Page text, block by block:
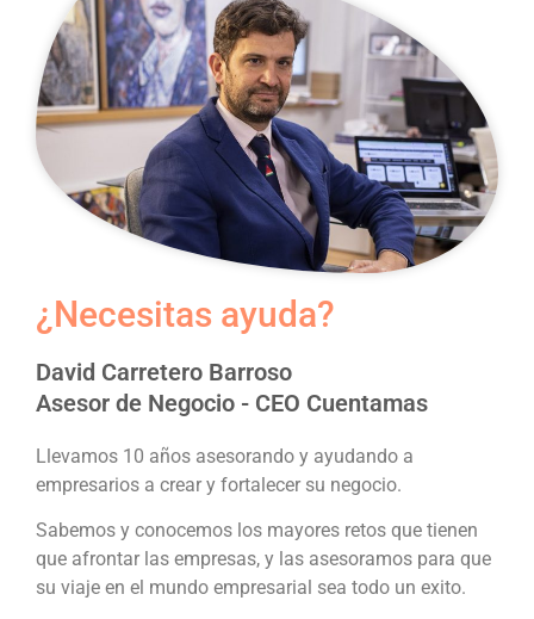
¿Necesitas ayuda?
David Carretero Barroso
Asesor de Negocio - CEO Cuentamas
Llevamos 10 años asesorando y ayudando a
empresarios a crear y fortalecer su negocio.
Sabemos y conocemos los mayores retos que tienen
que afrontar las empresas, y las asesoramos para que
su viaje en el mundo empresarial sea todo un exito.